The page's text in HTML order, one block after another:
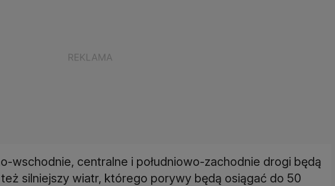
wschodnie, centralne i południowo-zachodnie drogi będą
silniejszy wiatr, którego porywy będą osiągać do 50